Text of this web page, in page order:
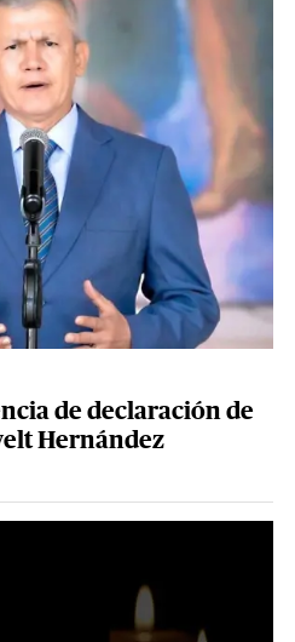
de declaración de
Hernández